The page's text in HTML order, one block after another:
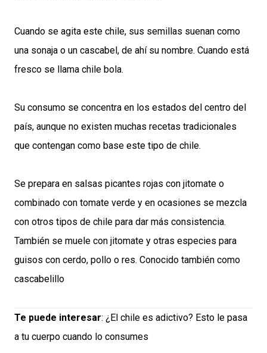
Cuando se agita este chile, sus semillas suenan como
una sonaja o un cascabel, de ahí su nombre. Cuando está
fresco se llama chile bola.
Su consumo se concentra en los estados del centro del
país, aunque no existen muchas recetas tradicionales
que contengan como base este tipo de chile.
Se prepara en salsas picantes rojas con jitomate o
combinado con tomate verde y en ocasiones se mezcla
con otros tipos de chile para dar más consistencia.
También se muele con jitomate y otras especies para
guisos con cerdo, pollo o res. Conocido también como
cascabelillo
Te puede interesar: ¿El chile es adictivo? Esto le pasa
a tu cuerpo cuando lo consumes